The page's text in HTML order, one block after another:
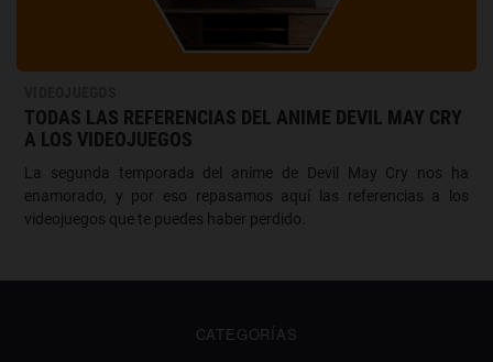
TODAS LAS REFERENCIAS DEL ANIME DEVIL MAY CRY
A LOS VIDEOJUEGOS
La segunda temporada del anime de Devil May Cry nos ha
enamorado, y por eso repasamos aquí las referencias a los
videojuegos que te puedes haber perdido.
CATEGORÍAS